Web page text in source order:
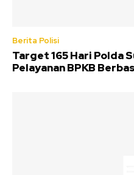
Berita Polisi
Target 165 Hari Polda
Pelayanan BPKB